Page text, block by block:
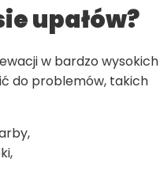
upałów?
w bardzo wysokich
do problemów, takich